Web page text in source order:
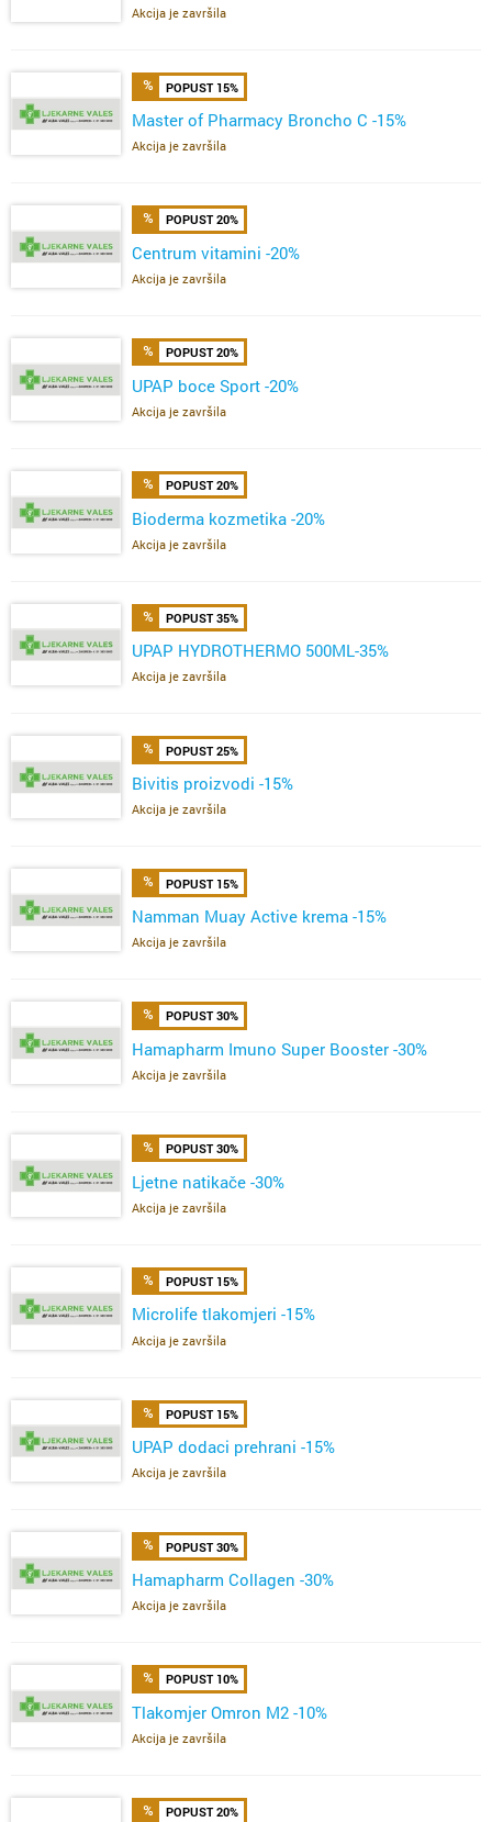
Akcija je završila
POPUST 15%
Master of Pharmacy Broncho C -15%
Akcija je završila
POPUST 20%
Centrum vitamini -20%
Akcija je završila
POPUST 20%
UPAP boce Sport -20%
Akcija je završila
POPUST 20%
Bioderma kozmetika -20%
Akcija je završila
POPUST 35%
UPAP HYDROTHERMO 500ML-35%
Akcija je završila
POPUST 25%
Bivitis proizvodi -15%
Akcija je završila
POPUST 15%
Namman Muay Active krema -15%
Akcija je završila
POPUST 30%
Hamapharm Imuno Super Booster -30%
Akcija je završila
POPUST 30%
Ljetne natikače -30%
Akcija je završila
POPUST 15%
Microlife tlakomjeri -15%
Akcija je završila
POPUST 15%
UPAP dodaci prehrani -15%
Akcija je završila
POPUST 30%
Hamapharm Collagen -30%
Akcija je završila
POPUST 10%
Tlakomjer Omron M2 -10%
Akcija je završila
POPUST 20%